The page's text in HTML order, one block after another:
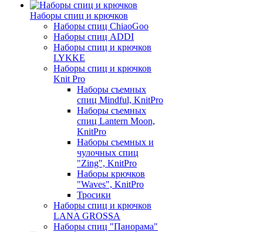
Наборы спиц и крючков
Наборы спиц ChiaoGoo
Наборы спиц ADDI
Наборы спиц и крючков
LYKKE
Наборы спиц и крючков
Knit Pro
Наборы съемных
спиц Mindful, KnitPro
Наборы съемных
спиц Lantern Moon,
KnitPro
Наборы съемных и
чулочных спиц
"Zing", KnitPro
Наборы крючков
"Waves", KnitPro
Тросики
Наборы спиц и крючков
LANA GROSSA
Наборы спиц "Панорама"